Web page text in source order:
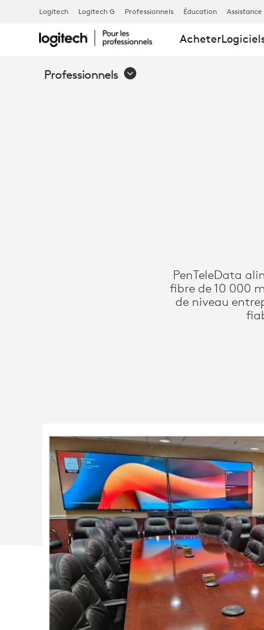
COMMENT
PENTELEDATA
RÉUNION
DE
NOUVEAUX
REVENUS
AVEC
LOGITECH
Logitech Logitech G Professionnels Éducation Assistance
Acheter
Professionnels
PenTeleData
fibre de 10 000
de niveau